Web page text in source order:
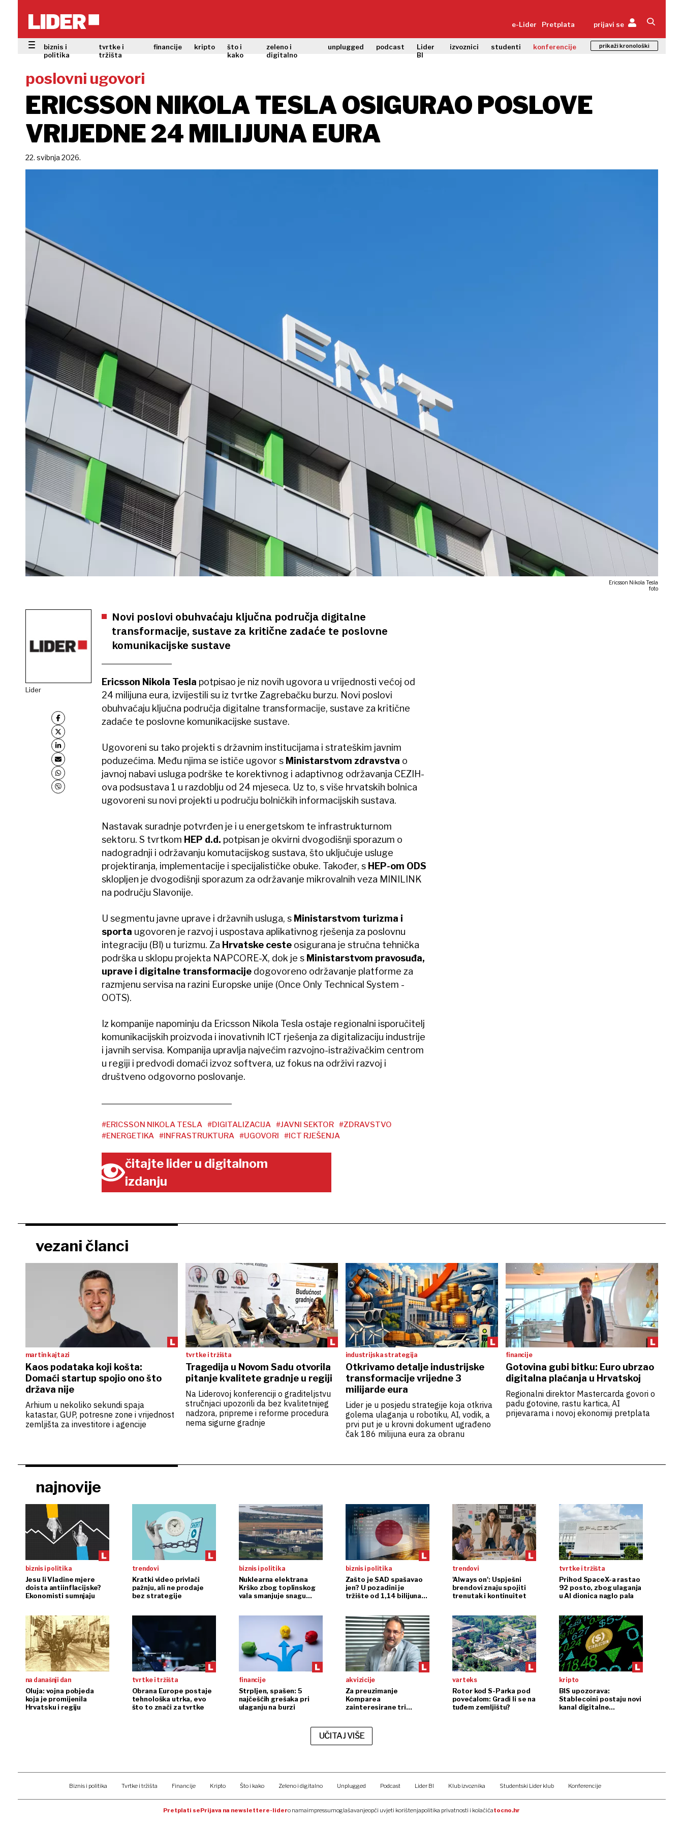
e-Lider Pretplata prijavi se
biznis i
politika
tvrtke i
tržišta
financije kripto
što i
kako
zeleno i
digitalno
unplugged podcast
Lider
BI
izvoznici studenti konferencije prikaži kronološki
poslovni ugovori
ERICSSON NIKOLA TESLA OSIGURAO POSLOVE
VRIJEDNE 24 MILIJUNA EURA
22. svibnja 2026.
Ericsson Nikola Tesla
foto
Lider
Novi poslovi obuhvaćaju ključna područja digitalne
transformacije, sustave za kritične zadaće te poslovne
komunikacijske sustave
Ericsson Nikola Tesla potpisao je niz novih ugovora u vrijednosti većoj od
24 milijuna eura, izvijestili su iz tvrtke Zagrebačku burzu. Novi poslovi
obuhvaćaju ključna područja digitalne transformacije, sustave za kritične
zadaće te poslovne komunikacijske sustave.
Ugovoreni su tako projekti s državnim institucijama i strateškim javnim
poduzećima. Među njima se ističe ugovor sMinistarstvom zdravstva o
javnoj nabavi usluga podrške te korektivnog i adaptivnog održavanja CEZIH-
ova podsustava 1 u razdoblju od 24 mjeseca. Uz to, s više hrvatskih bolnica
ugovoreni su novi projekti u području bolničkih informacijskih sustava.
Nastavak suradnje potvrđen je i u energetskom te infrastrukturnom
sektoru. S tvrtkom HEP d.d. potpisan je okvirni dvogodišnji sporazum o
nadogradnji i održavanju komutacijskog sustava, što uključuje usluge
projektiranja, implementacije i specijalističke obuke. Također, s HEP-om ODS
sklopljen je dvogodišnji sporazum za održavanje mikrovalnih veza MINILINK
na području Slavonije.
U segmentu javne uprave i državnih usluga, s Ministarstvom turizma i
sporta ugovoren je razvoj i uspostava aplikativnog rješenja za poslovnu
integraciju (BI) u turizmu. Za Hrvatske cesteosigurana je stručna tehnička
podrška u sklopu projekta NAPCORE-X, dok je s Ministarstvom pravosuđa,
uprave i digitalne transformacijedogovoreno održavanje platforme za
razmjenu servisa na razini Europske unije (Once Only Technical System -
OOTS).
Iz kompanije napominju da Ericsson Nikola Tesla ostaje regionalni isporučitelj
komunikacijskih proizvoda i inovativnih ICT rješenja za digitalizaciju industrije
i javnih servisa. Kompanija upravlja najvećim razvojno-istraživačkim centrom
u regiji i predvodi domaći izvoz softvera, uz fokus na održivi razvoj i
društveno odgovorno poslovanje.
#ERICSSON NIKOLA TESLA #DIGITALIZACIJA #JAVNI SEKTOR #ZDRAVSTVO
#ENERGETIKA #INFRASTRUKTURA #UGOVORI #ICT RJEŠENJA
čitajte lider u digitalnom
izdanju
vezani članci
martin kajtazi
Kaos podataka koji košta:
Domaći startup spojio ono što
država nije
Arhium u nekoliko sekundi spaja
katastar, GUP, potresne zone i vrijednost
zemljišta za investitore i agencije
tvrtke i tržišta
Tragedija u Novom Sadu otvorila
pitanje kvalitete gradnje u regiji
Na Liderovoj konferenciji o graditeljstvu
stručnjaci upozorili da bez kvalitetnijeg
nadzora, pripreme i reforme procedura
nema sigurne gradnje
industrijska strategija
Otkrivamo detalje industrijske
transformacije vrijedne 3
milijarde eura
Lider je u posjedu strategije koja otkriva
golema ulaganja u robotiku, AI, vodik, a
prvi put je u krovni dokument ugrađeno
čak 186 milijuna eura za obranu
financije
Gotovina gubi bitku: Euro ubrzao
digitalna plaćanja u Hrvatskoj
Regionalni direktor Mastercarda govori o
padu gotovine, rastu kartica, AI
prijevarama i novoj ekonomiji pretplata
najnovije
biznis i politika
Jesu li Vladine mjere
doista antiinflacijske?
Ekonomisti sumnjaju
trendovi
Kratki video privlači
pažnju, ali ne prodaje
bez strategije
biznis i politika
Nuklearna elektrana
Krško zbog toplinskog
vala smanjuje snagu
biznis i politika
Zašto je SAD spašavao
jen? U pozadini je
tržište od 1,14 bilijuna
trendovi
'Always on': Uspješni
brendovi znaju spojiti
trenutak i kontinuitet
tvrtke i tržišta
Prihod SpaceX-a rastao
92 posto, zbog ulaganja
u AI dionica naglo pala
na današnji dan
Oluja: vojna pobjeda
koja je promijenila
Hrvatsku i regiju
tvrtke i tržišta
Obrana Europe postaje
tehnološka utrka, evo
što to znači za tvrtke
financije
Strpljen, spašen: 5
najčešćih grešaka pri
ulaganju na burzi
akvizicije
Za preuzimanje
Komparea
zainteresirane tri
varteks
Rotor kod S-Parka pod
povećalom: Gradi li se na
tuđem zemljištu?
kripto
BIS upozorava:
Stablecoini postaju novi
kanal digitalne
UČITAJ VIŠE
Biznis i politika Tvrtke i tržišta Financije Kripto Što i kako Zeleno i digitalno Unplugged Podcast Lider BI Klub izvoznika Studentski Lider klub Konferencije
Pretplati sePrijava na newslettere-lidero namaimpressumoglašavanjeopći uvjeti korištenjapolitika privatnosti i kolačićatocno.hr